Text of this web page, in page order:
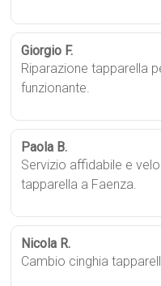
Giorgio F.
Riparazione tapparella
funzionante.
Paola B.
Servizio affidabile e
tapparella a Faenza.
Nicola R.
Cambio cinghia